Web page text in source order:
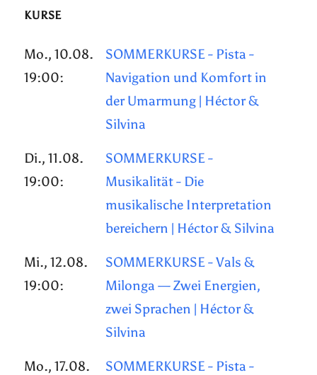
KURSE
Mo., 10.08.
19:00:
SOMMERKURSE - Pista -
Navigation und Komfort in
der Umarmung | Héctor &
Silvina
Di., 11.08.
19:00:
SOMMERKURSE -
Musikalität - Die
musikalische Interpretation
bereichern | Héctor & Silvina
Mi., 12.08.
19:00:
SOMMERKURSE - Vals &
Milonga — Zwei Energien,
zwei Sprachen | Héctor &
Silvina
Mo., 17.08.
SOMMERKURSE - Pista -